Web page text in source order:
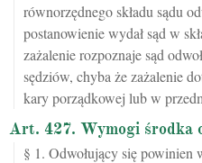
równorzędnego składu sądu
postanowienie wydał sąd w
zażalenie rozpoznaje sąd
sędziów, chyba że zażalenie
kary porządkowej lub w
Art. 427. Wymogi środka
§ 1. Odwołujący się powinien